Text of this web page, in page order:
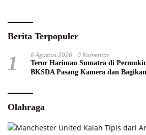
Berita Terpopuler
1 6 Agustus 2026 0 Komentar
Teror Harimau Sumatra di
BKSDA Pasang Kamera dan
Olahraga